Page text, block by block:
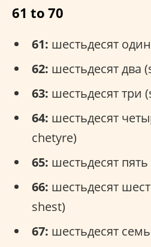
61 to 70
61: шестьдесят
62: шестьдесят два
63: шестьдесят три
64: шестьдесят
chetyre)
65: шестьдесят
66: шестьдесят
shest)
67: шестьдесят